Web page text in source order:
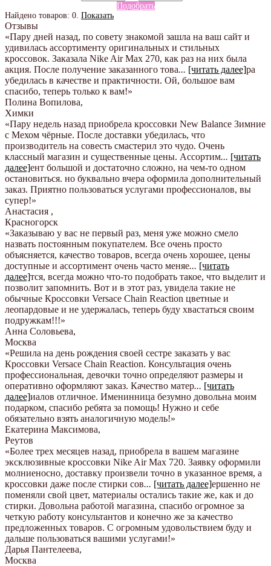
Подобрать
Найдено товаров: 0 Показать
Отзывы
«Пару дней назад, по совету знакомой зашла на ваш сайт и
удивилась ассортименту оригинальных и стильных
кроссовок. Заказала Nike Air Max 270, как раз на них была
акция. После получение заказанного това... [читать далее]ра
убедилась в качестве и практичности. Ой, большое вам
спасибо, теперь только к вам!»
Полина Вопилова,
Химки
«Пару недель назад приобрела кроссовки New Balance Зимние
с Мехом чёрные. После доставки убедилась, что
производитель на совесть смастерил это чудо. Очень
классный магазин и существенные цены. Ассортим... [читать
далее]ент большой и достаточно сложно, на чем-то одном
остановиться. но буквально вчера оформила дополнительный
заказ. Приятно пользоваться услугами профессионалов, вы
супер!»
Анастасия ,
Красногорск
«Заказываю у вас не первый раз, меня уже можно смело
назвать постоянным покупателем. Все очень просто
объясняется, качество товаров, всегда очень хорошее, цены
доступные и ассортимент очень часто меняе... [читать
далее]тся, всегда можно что-то подобрать такое, что выделит и
позволит запомнить. Вот и в этот раз, увидела такие не
обычные Кроссовки Versace Chain Reaction цветные и
леопардовые и не удержалась, теперь буду хвастаться своим
подружкам!!!»
Анна Соловьева,
Москва
«Решила на день рождения своей сестре заказать у вас
Кроссовки Versace Chain Reaction. Консультация очень
профессиональная, девочки точно определяют размеры и
оперативно оформляют заказ. Качество матер... [читать
далее]иалов отличное. Именинница безумно довольна моим
подарком, спасибо ребята за помощь! Нужно и себе
обязательно взять аналогичную модель!»
Екатерина Максимова,
Реутов
«Более трех месяцев назад, приобрела в вашем магазине
эксклюзивные кроссовки Nike Air Max 720. Заявку оформили
молниеносно, доставку произвели точно в указанное время, а
кроссовки даже после стирки сов... [читать далее]ершенно не
поменяли свой цвет, материалы остались такие же, как и до
стирки. Довольна работой магазина, спасибо огромное за
четкую работу консультантов и конечно же за качество
предложенных товаров. С огромным удовольствием буду и
дальше пользоваться вашими услугами!»
Дарья Пантелеева,
Москва